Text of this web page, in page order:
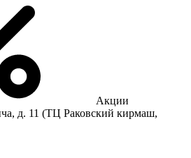
Акции
д. 11 (ТЦ Раковский кирмаш,